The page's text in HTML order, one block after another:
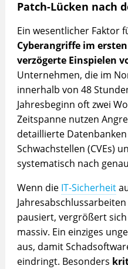
Patch-Lücken nach
Ein wesentlicher Faktor
Cyberangriffe im
verzögerte Einspielen
Unternehmen, die im
innerhalb von 48
Jahresbeginn oft zwei
Zeitspanne nutzen
detaillierte
Schwachstellen (CVEs)
systematisch nach
Wenn die IT-Sicherheit
pausiert, vergrößert
massiv. Ein einziges
aus, damit
eindringt. Besonders